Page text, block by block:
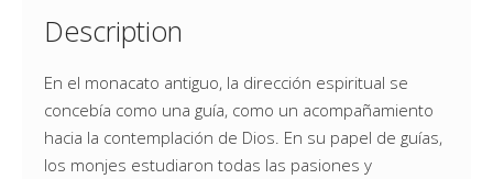
Description
En el monacato antiguo, la dirección espiritual se
concebía como una guía, como un acompañamiento
hacia la contemplación de Dios. En su papel de guías,
los monjes estudiaron todas las pasiones y